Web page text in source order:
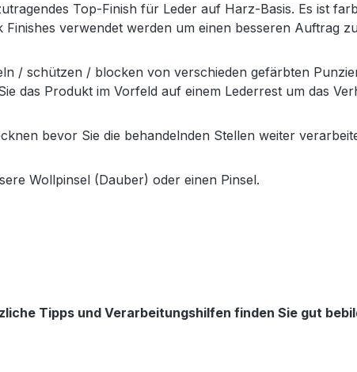
Top-Finish für Leder auf Harz-Basis. Es ist
verwendet werden um einen besseren Auftrag
/ schützen / blocken von verschieden gefärbten
das Produkt im Vorfeld auf einem Lederrest um das
bevor Sie die behandelnden Stellen weiter
Wollpinsel (Dauber) oder einen Pinsel.
Tipps und Verarbeitungshilfen finden Sie gut